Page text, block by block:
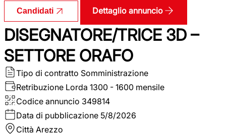
Candidati Dettaglio annuncio
DISEGNATORE/TRICE 3D –
SETTORE ORAFO
Tipo di contratto Somministrazione
Retribuzione Lorda 1300 - 1600 mensile
Codice annuncio 349814
Data di pubblicazione 5/8/2026
Città Arezzo